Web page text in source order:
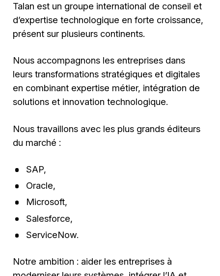
Talan est un groupe international de conseil et
d’expertise technologique en forte croissance,
présent sur plusieurs continents.
Nous accompagnons les entreprises dans
leurs transformations stratégiques et digitales
en combinant expertise métier, intégration de
solutions et innovation technologique.
Nous travaillons avec les plus grands éditeurs
du marché :
SAP,
Oracle,
Microsoft,
Salesforce,
ServiceNow.
Notre ambition : aider les entreprises à